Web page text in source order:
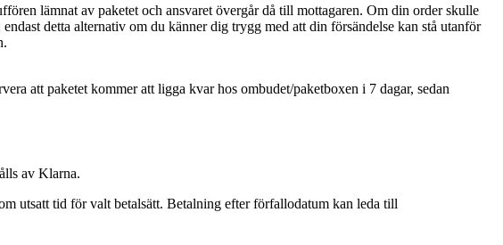
lämnat av paketet och ansvaret övergår då till mottagaren. Om din order skulle
detta alternativ om du känner dig trygg med att din försändelse kan stå utanför
att paketet kommer att ligga kvar hos ombudet/paketboxen i 7 dagar, sedan
av Klarna.
utsatt tid för valt betalsätt. Betalning efter förfallodatum kan leda till